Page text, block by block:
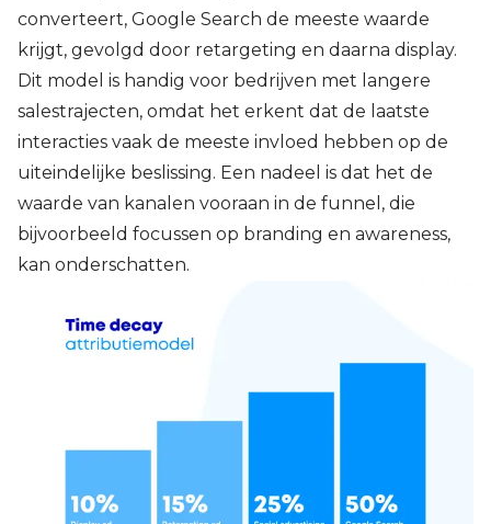
converteert, Google Search de meeste waarde
krijgt, gevolgd door retargeting en daarna display.
Dit model is handig voor bedrijven met langere
salestrajecten, omdat het erkent dat de laatste
interacties vaak de meeste invloed hebben op de
uiteindelijke beslissing. Een nadeel is dat het de
waarde van kanalen vooraan in de funnel, die
bijvoorbeeld focussen op branding en awareness,
kan onderschatten.